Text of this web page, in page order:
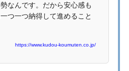
なんです。だから安心感も
つ一つ納得して進めること
https://www.kudou-koumuten.co.jp/